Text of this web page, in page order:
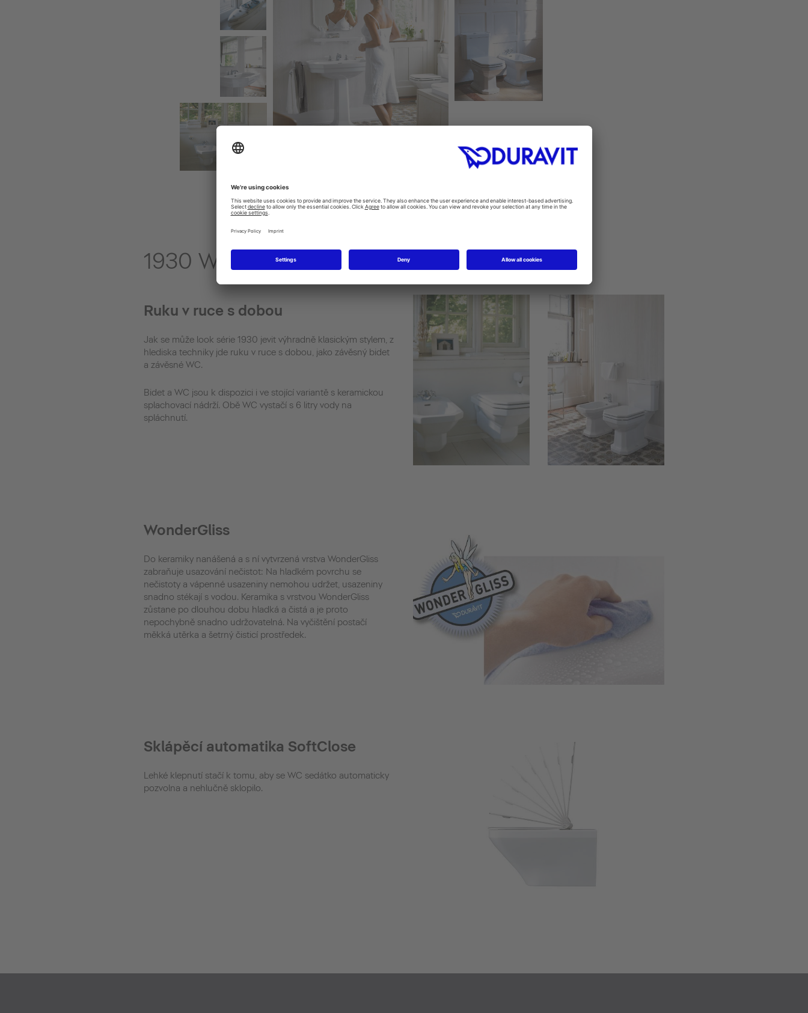
1930 WC a bidet
Ruku v ruce s dobou
Jak se může look série 1930 jevit výhradně klasickým stylem, z
hlediska techniky jde ruku v ruce s dobou, jako závěsný bidet
a závěsné WC.
Bidet a WC jsou k dispozici i ve stojící variantě s keramickou
splachovací nádrží. Obě WC vystačí s 6 litry vody na
spláchnutí.
WonderGliss
Do keramiky nanášená a s ní vytvrzená vrstva WonderGliss
zabraňuje usazování nečistot: Na hladkém povrchu se
nečistoty a vápenné usazeniny nemohou udržet, usazeniny
snadno stékají s vodou. Keramika s vrstvou WonderGliss
zůstane po dlouhou dobu hladká a čistá a je proto
nepochybně snadno udržovatelná. Na vyčištění postačí
měkká utěrka a šetrný čisticí prostředek.
Sklápěcí automatika SoftClose
Lehké klepnutí stačí k tomu, aby se WC sedátko automaticky
pozvolna a nehlučně sklopilo.